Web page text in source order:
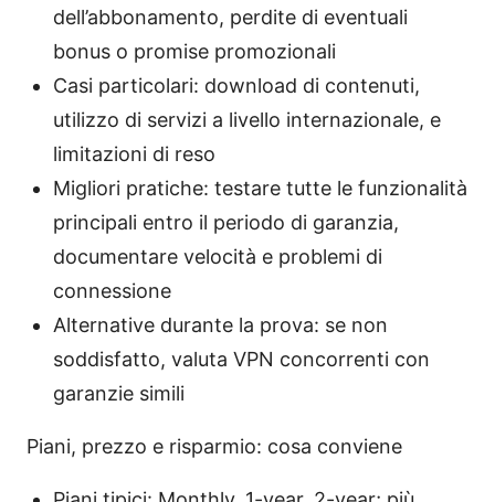
dell’abbonamento, perdite di eventuali
bonus o promise promozionali
Casi particolari: download di contenuti,
utilizzo di servizi a livello internazionale, e
limitazioni di reso
Migliori pratiche: testare tutte le funzionalità
principali entro il periodo di garanzia,
documentare velocità e problemi di
connessione
Alternative durante la prova: se non
soddisfatto, valuta VPN concorrenti con
garanzie simili
Piani, prezzo e risparmio: cosa conviene